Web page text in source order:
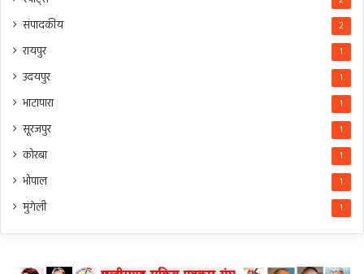
संपादकीय 2
रायपुर 1
उदयपुर 1
भाटापारा 1
सूरजपुर 1
कोरबा 1
भोपाल 1
मुंगेली 1